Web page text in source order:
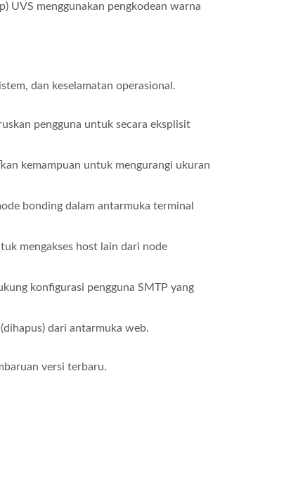
UVS menggunakan pengkodean warna
dan keselamatan operasional.
pengguna untuk secara eksplisit
kemampuan untuk mengurangi ukuran
bonding dalam antarmuka terminal
mengakses host lain dari node
konfigurasi pengguna SMTP yang
dari antarmuka web.
versi terbaru.